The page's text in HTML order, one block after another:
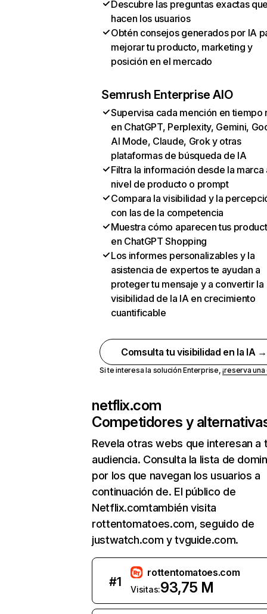
Descubre las preguntas exactas
hacen los usuarios
Obtén consejos generados por IA
mejorar tu producto, marketing y
posición en el mercado
Semrush Enterprise AIO
Supervisa cada mención en tiempo
en ChatGPT, Perplexity, Gemini,
AI Mode, Claude, Grok y otras
plataformas de búsqueda de IA
Filtra la información desde la marca
nivel de producto o prompt
Compara la visibilidad y la
con las de la competencia
Muestra cómo aparecen tus
en ChatGPT Shopping
Los informes personalizables y la
asistencia de expertos te ayudan a
proteger tu mensaje y a convertir la
visibilidad de la IA en crecimiento
cuantificable
Comsulta tu visibilidad en la IA →
Si te interesa la solución Enterprise,¡reserva
netflix.com
Competidores y
Revela otras webs que interesan a
audiencia. Consulta la lista de
por los que navegan los usuarios a
continuación de. El público de
Netflix.comtambién visita
rottentomatoes.com, seguido de
justwatch.com y tvguide.com.
#1
rottentomatoes.com
Visitas:93,75 M